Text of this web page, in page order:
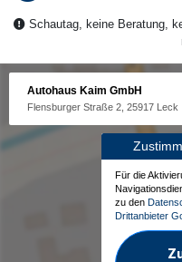
Schautag, keine Beratung,
Autohaus Kaim GmbH
Flensburger Straße 2, 25917 Leck
Für die
zu den
Drittanbieter